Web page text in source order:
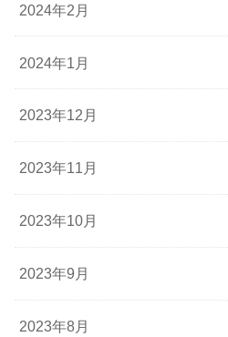
2024年2月
2024年1月
2023年12月
2023年11月
2023年10月
2023年9月
2023年8月